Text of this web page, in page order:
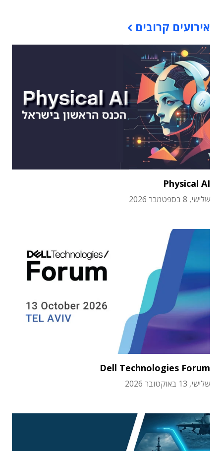
אירועים קרובים
Physical AI
שלישי, 8 בספטמבר 2026
Dell Technologies Forum
שלישי, 13 באוקטובר 2026